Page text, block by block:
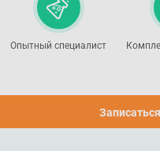
Опытный специалист